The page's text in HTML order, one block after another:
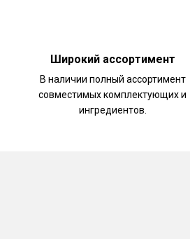
Широкий ассортимент
В наличии полный ассортимент
совместимых комплектующих и
ингредиентов.